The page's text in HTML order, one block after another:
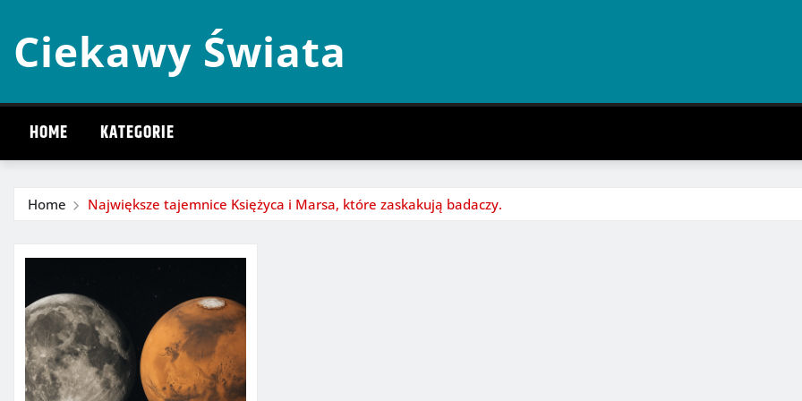
content
Ciekawy Świata
HOME KATEGORIE
Home Największe tajemnice Księżyca i Marsa, które zaskakują badaczy.